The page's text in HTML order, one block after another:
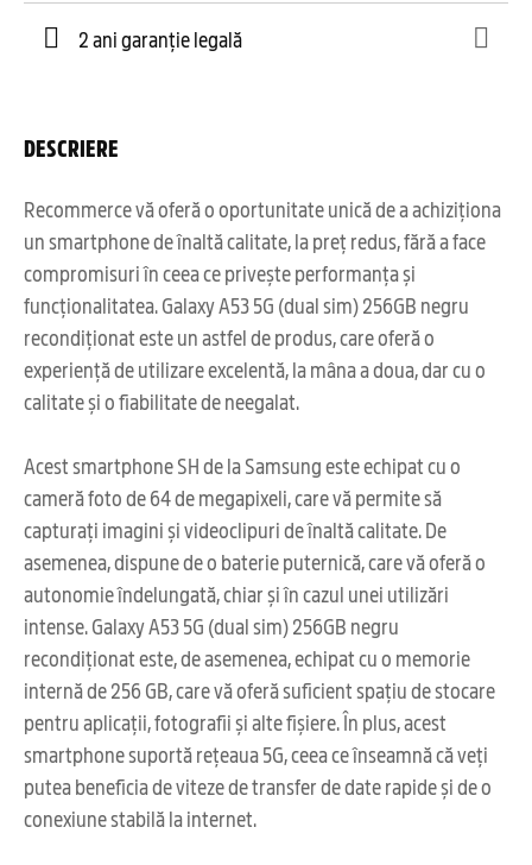
2 ani garanție legală
DESCRIERE
Recommerce vă oferă o oportunitate unică de a achiziționa
un smartphone de înaltă calitate, la preț redus, fără a face
compromisuri în ceea ce privește performanța și
funcționalitatea. Galaxy A53 5G (dual sim) 256GB negru
recondiționat este un astfel de produs, care oferă o
experiență de utilizare excelentă, la mâna a doua, dar cu o
calitate și o fiabilitate de neegalat.
Acest smartphone SH de la Samsung este echipat cu o
cameră foto de 64 de megapixeli, care vă permite să
capturați imagini și videoclipuri de înaltă calitate. De
asemenea, dispune de o baterie puternică, care vă oferă o
autonomie îndelungată, chiar și în cazul unei utilizări
intense. Galaxy A53 5G (dual sim) 256GB negru
recondiționat este, de asemenea, echipat cu o memorie
internă de 256 GB, care vă oferă suficient spațiu de stocare
pentru aplicații, fotografii și alte fișiere. În plus, acest
smartphone suportă rețeaua 5G, ceea ce înseamnă că veți
putea beneficia de viteze de transfer de date rapide și de o
conexiune stabilă la internet.